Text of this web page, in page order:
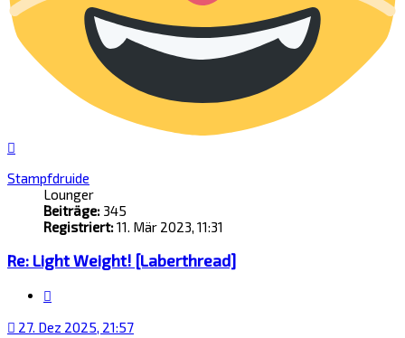
Stampfdruide
Lounger
Beiträge: 345
Registriert:11. Mär 2023, 11:31
Re: Light Weight! [Laberthread]
27. Dez 2025, 21:57